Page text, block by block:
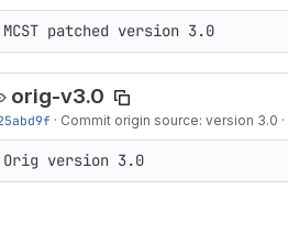
MCST patched version 3.0
orig-v3.0
· Commit origin source: version 3.0 ·
Orig version 3.0